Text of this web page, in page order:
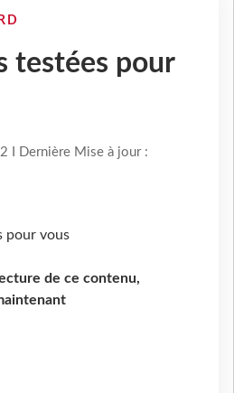
testées pour
I Dernière Mise à jour :
de ce contenu,